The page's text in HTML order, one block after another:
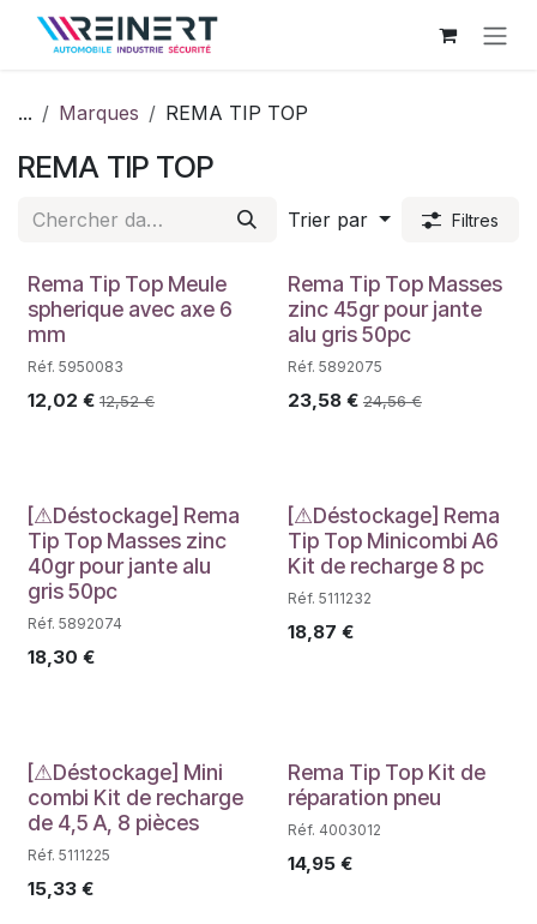
Se rendre au contenu
... Marques REMA TIP TOP
REMA TIP TOP
Trier par Filtres
PROMO
Rema Tip Top Meule
spherique avec axe 6
mm
Réf. 5950083
12,02 € 12,52€
PROMO
Rema Tip Top Masses
zinc 45gr pour jante
alu gris 50pc
Réf. 5892075
23,58€ 24,56€
Déstockage
[⚠Déstockage] Rema
Tip Top Masses zinc
40gr pour jante alu
gris 50pc
Réf. 5892074
18,30 €
Déstockage
[⚠Déstockage] Rema
Tip Top Minicombi A6
Kit de recharge 8 pc
Réf. 5111232
18,87 €
Déstockage
[⚠Déstockage] Mini
combi Kit de recharge
de 4,5 A, 8 pièces
Réf. 5111225
15,33 €
PROMO
Rema Tip Top Kit de
réparation pneu
Réf. 4003012
14,95€